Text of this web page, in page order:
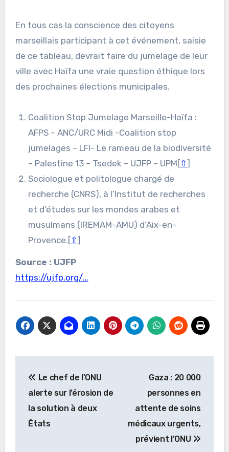
En tous cas la conscience des citoyens
marseillais participant à cet événement, saisie
de ce tableau, devrait faire du jumelage de leur
ville avec Haïfa une vraie question éthique lors
des prochaines élections municipales.
Coalition Stop Jumelage Marseille-Haïfa :
AFPS – ANC/URC Midi -Coalition stop
jumelages – LFI- Le rameau de la biodiversité
– Palestine 13 – Tsedek – UJFP – UPM[⇧]
Sociologue et politologue chargé de
recherche (CNRS), à l’Institut de recherches
et d’études sur les mondes arabes et
musulmans (IREMAM-AMU) d’Aix-en-
Provence.[⇧]
Source : UJFP
https://ujfp.org/…
de
l’article
Le chef de l’ONU
alerte sur l’érosion de
la solution à deux
États
Gaza : 20 000
personnes en
attente de soins
médicaux urgents,
prévient l’ONU